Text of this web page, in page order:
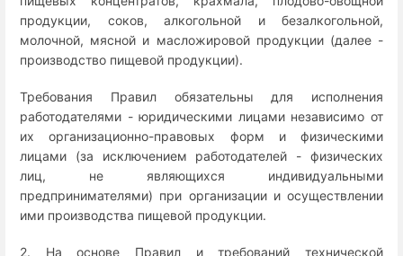
продукции, соков, алкогольной и безалкогольной,
молочной, мясной и масложировой продукции (далее -
производство пищевой продукции).
Требования Правил обязательны для исполнения
работодателями - юридическими лицами независимо от
их организационно-правовых форм и физическими
лицами (за исключением работодателей - физических
лиц, не являющихся индивидуальными
предпринимателями) при организации и осуществлении
ими производства пищевой продукции.
2. На основе Правил и требований технической